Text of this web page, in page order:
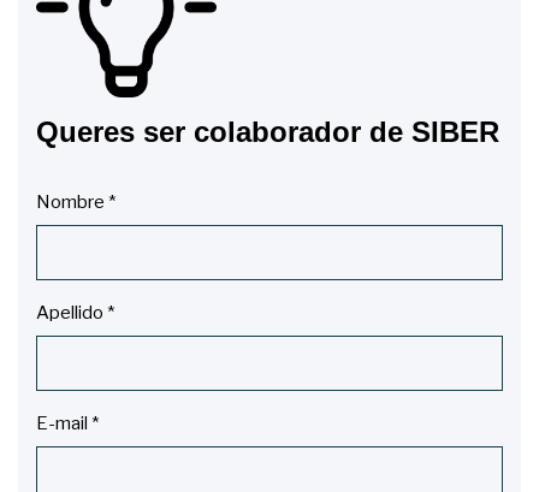
Queres ser colaborador de SIBER
Nombre *
Apellido *
E-mail *